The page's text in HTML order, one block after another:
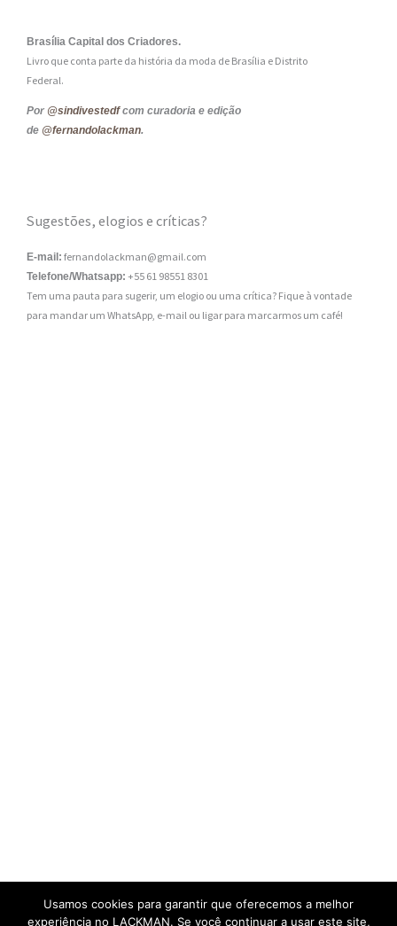
Brasília Capital dos Criadores.
Livro que conta parte da história da moda de Brasília e Distrito
Federal.
Por @sindivestedfcom curadoria e edição
de @fernandolackman.
Sugestões, elogios e críticas?
E-mail: fernandolackman@gmail.com
Telefone/Whatsapp: +55 61 98551 8301
Tem uma pauta para sugerir, um elogio ou uma crítica? Fique à vontade
para mandar um WhatsApp, e-mail ou ligar para marcarmos um café!
Usamos cookies para garantir que oferecemos a melhor
experiência no LACKMAN. Se você continuar a usar este site,